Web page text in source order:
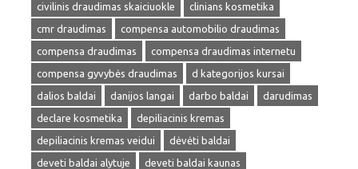
civilinis draudimas skaiciuokle
clinians kosmetika
cmr draudimas
compensa automobilio draudimas
compensa draudimas
compensa draudimas internetu
compensa gyvybės draudimas
d kategorijos kursai
dalios baldai
danijos langai darbo baldai
darudimas
declare kosmetika
depiliacinis kremas
depiliacinis kremas veidui
dėvėti baldai
deveti baldai alytuje
deveti baldai kaunas